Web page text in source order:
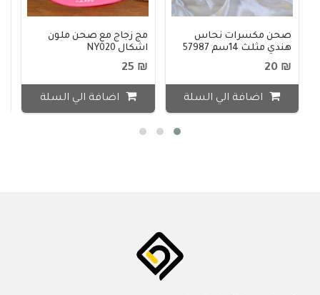
صحن مكسرات نحاس
هندي مثلث 14سم 57987
₪ 20
اضافة الي السلة
مج زجاج مع صحن ملون
اشكال NY020
₪ 25
اضافة الي السلة